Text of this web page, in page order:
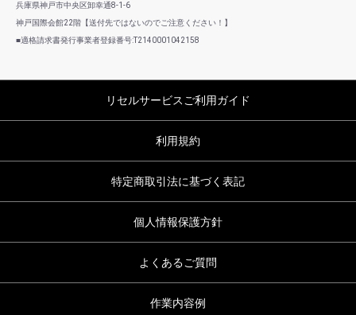
兵庫県神戸市中央区卸幸通8-1-6
神戸国際会館22階【送付先ではないのでご注意ください！】
■適格請求書発行事業者登録番号:T2140001042158
リセルサービスご利用ガイド
利用規約
特定商取引法に基づく表記
個人情報保護方針
よくあるご質問
作業内容例